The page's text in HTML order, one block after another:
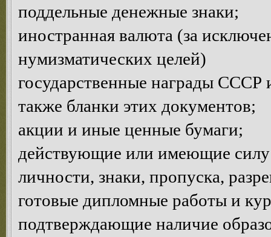
поддельные денежные знаки;
иностранная валюта (за
нумизматических целей)
государственные награды СССР
также бланки этих документов;
акции и иные ценные бумаги;
действующие или имеющие силу
личности, знаки, пропуска,
готовые дипломные работы и
подтверждающие наличие